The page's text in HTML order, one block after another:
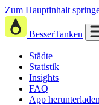
Zum Hauptinhalt
BesserTanken
Städte
Statistik
Insights
FAQ
App herunterladen